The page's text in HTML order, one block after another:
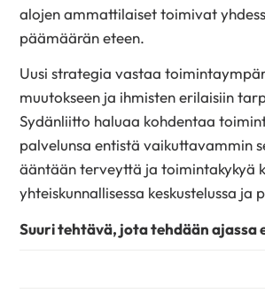
alojen ammattilaiset toimivat
päämäärän eteen.
Uusi strategia vastaa
muutokseen ja ihmisten erilaisiin
Sydänliitto haluaa kohdentaa
palvelunsa entistä vaikuttavammin
ääntään terveyttä ja toimintakykyä
yhteiskunnallisessa keskustelussa ja
Suuri tehtävä, jota tehdään ajassa